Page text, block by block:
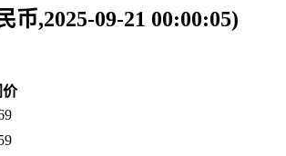
币,2025-09-21 00:00:05)
价